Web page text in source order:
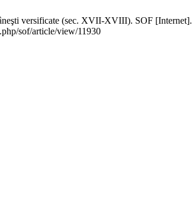
versificate (sec. XVII-XVIII). SOF
sof/article/view/11930